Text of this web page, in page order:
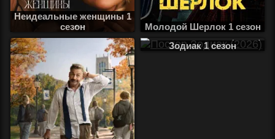
Неидеальные женщины 1
сезон
Молодой Шерлок 1 сезон
Зодиак 1 сезон